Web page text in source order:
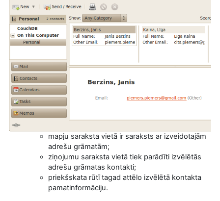
mapju saraksta vietā ir saraksts ar izveidotajām
adrešu grāmatām;
ziņojumu saraksta vietā tiek parādīti izvēlētās
adrešu grāmatas kontakti;
priekšskata rūtī tagad attēlo izvēlētā kontakta
pamatinformāciju.